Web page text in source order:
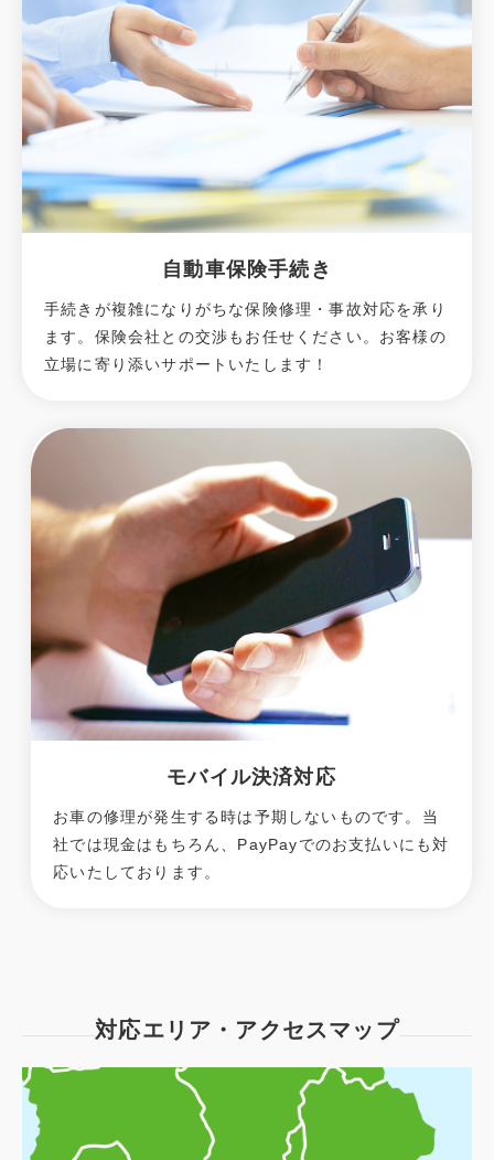
自動車保険手続き
手続きが複雑になりがちな保険修理・事故対応を承り
ます。保険会社との交渉もお任せください。お客様の
立場に寄り添いサポートいたします！
モバイル決済対応
お車の修理が発生する時は予期しないものです。当
社では現金はもちろん、PayPayでのお支払いにも対
応いたしております。
対応エリア・アクセスマップ